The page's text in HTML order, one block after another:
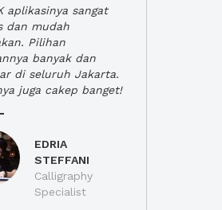
aplikasinya sangat
dan mudah
Pilihan
banyak dan
di seluruh Jakarta.
juga cakep banget!
EDRIA
STEFFANI
Calligraphy
Specialist